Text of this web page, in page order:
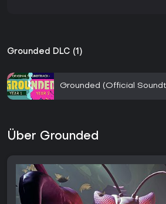
Grounded DLC (1)
Grounded (Official
Über Grounded